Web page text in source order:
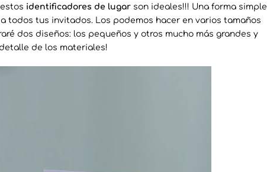
identificadores de lugar son ideales!!! Una forma simple
todos tus invitados. Los podemos hacer en varios tamaños
dos diseños: los pequeños y otros mucho más grandes y
de los materiales!